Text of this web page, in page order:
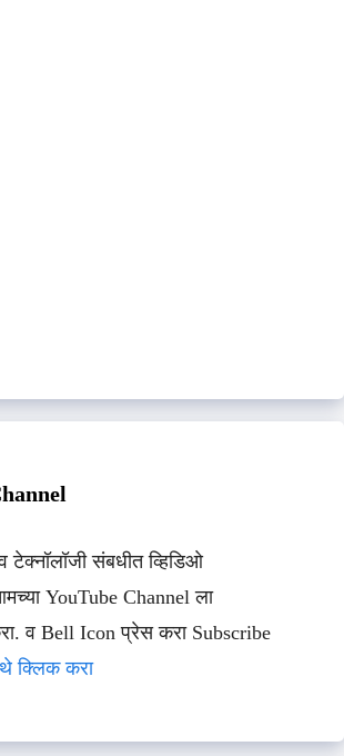
टेक्नॉलॉजी संबधीत व्हिडिओ
YouTube Channel ला
व Bell Icon प्रेस करा Subscribe
क्लिक करा